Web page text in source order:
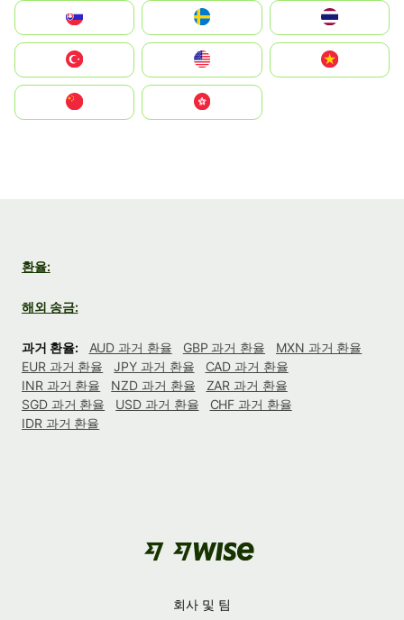
United States
中國香港特別行政區
환율:
해외 송금:
과거 환율: AUD 과거 환율 GBP 과거 환율
MXN 과거 환율
EUR 과거 환율
JPY 과거 환율
CAD 과거 환율
INR 과거 환율
NZD 과거 환율
ZAR 과거 환율
SGD 과거 환율
USD 과거 환율
CHF 과거 환율
IDR 과거 환율
회사 및 팀